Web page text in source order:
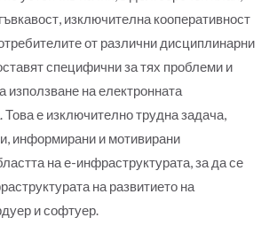
изключителна кооперативност
от различни дисциплинарни
специфични за тях проблеми и
използване на електронната
Това е изключително трудна задача,
информирани и мотивирани
на е-инфраструктурата, за да се
на развитието на
и софтуер.